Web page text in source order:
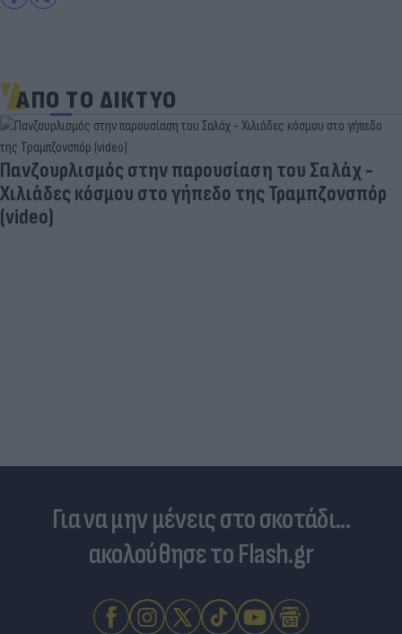
ΑΠΟ ΤΟ ΔΙΚΤΥΟ
Πανζουρλισμός στην παρουσίαση του Σαλάχ -
Χιλιάδες κόσμου στο γήπεδο της Τραμπζονσπόρ
(video)
Για να μην μένεις στο σκοτάδι...
ακολούθησε το Flash.gr